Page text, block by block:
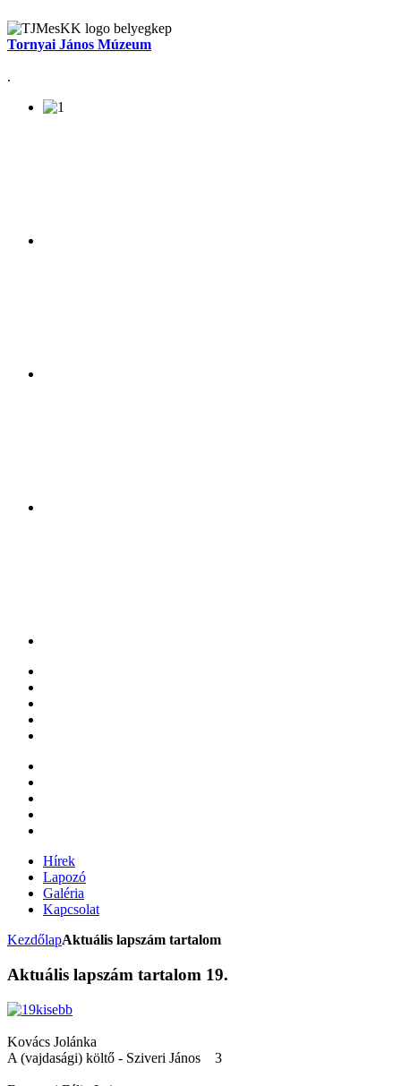
Tornyai János Múzeum
.
Hírek
Lapozó
Galéria
Kapcsolat
KezdőlapAktuális lapszám tartalom
Aktuális lapszám tartalom 19.
Kovács Jolánka
A (vajdasági) költő - Sziveri János 3